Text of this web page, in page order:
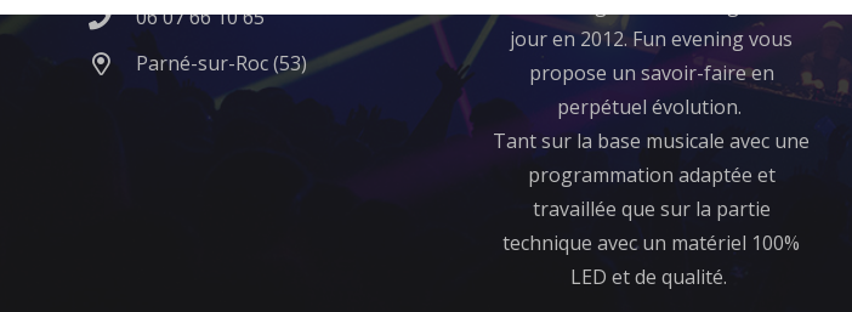
06 07 66 10 65
Parné-sur-Roc (53)
jour en 2012. Fun evening vous
propose un savoir-faire en
perpétuel évolution.
Tant sur la base musicale avec une
programmation adaptée et
travaillée que sur la partie
technique avec un matériel 100%
LED et de qualité.